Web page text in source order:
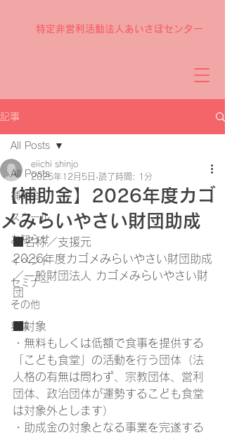
特定非営利活動法人あいさぽセンター
記事
All Posts
補助金
スクール
お知らせ
イベント
セミナー
その他
募集
All Posts
【補助金】2026年度カゴ
メみらいやさい財団助成
eiichi shinjo
2025年12月5日 読了時間: 1分
■名称／支援元
2026年度カゴメみらいやさい財団助成
／一般財団法人 カゴメみらいやさい財
団
■対象
・無料もしくは低額で食事を提供する
「こども食堂」の活動を行う団体（法
人格の有無は問わず、宗教団体、営利
団体、政治団体が運勢するこども食堂
は対象外とします）
・助成金の対象となる事業を完遂する